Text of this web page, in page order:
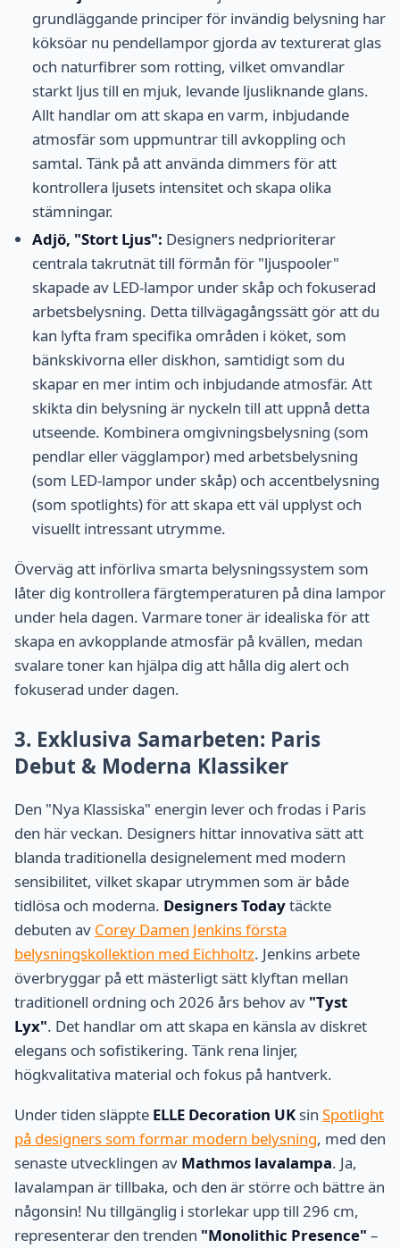
grundläggande principer för invändig belysning har
köksöar nu pendellampor gjorda av texturerat glas
och naturfibrer som rotting, vilket omvandlar
starkt ljus till en mjuk, levande ljusliknande glans.
Allt handlar om att skapa en varm, inbjudande
atmosfär som uppmuntrar till avkoppling och
samtal. Tänk på att använda dimmers för att
kontrollera ljusets intensitet och skapa olika
stämningar.
Adjö, "Stort Ljus": Designers nedprioriterar
centrala takrutnät till förmån för "ljuspooler"
skapade av LED-lampor under skåp och fokuserad
arbetsbelysning. Detta tillvägagångssätt gör att du
kan lyfta fram specifika områden i köket, som
bänkskivorna eller diskhon, samtidigt som du
skapar en mer intim och inbjudande atmosfär. Att
skikta din belysning är nyckeln till att uppnå detta
utseende. Kombinera omgivningsbelysning (som
pendlar eller vägglampor) med arbetsbelysning
(som LED-lampor under skåp) och accentbelysning
(som spotlights) för att skapa ett väl upplyst och
visuellt intressant utrymme.
Överväg att införliva smarta belysningssystem som
låter dig kontrollera färgtemperaturen på dina lampor
under hela dagen. Varmare toner är idealiska för att
skapa en avkopplande atmosfär på kvällen, medan
svalare toner kan hjälpa dig att hålla dig alert och
fokuserad under dagen.
3. Exklusiva Samarbeten: Paris
Debut & Moderna Klassiker
Den "Nya Klassiska" energin lever och frodas i Paris
den här veckan. Designers hittar innovativa sätt att
blanda traditionella designelement med modern
sensibilitet, vilket skapar utrymmen som är både
tidlösa och moderna. Designers Todaytäckte
debuten av Corey Damen Jenkins första
belysningskollektion med Eichholtz. Jenkins arbete
överbryggar på ett mästerligt sätt klyftan mellan
traditionell ordning och 2026 års behov av "Tyst
Lyx". Det handlar om att skapa en känsla av diskret
elegans och sofistikering. Tänk rena linjer,
högkvalitativa material och fokus på hantverk.
Under tiden släppte ELLE Decoration UK sin Spotlight
på designers som formar modern belysning, med den
senaste utvecklingen av Mathmos lavalampa. Ja,
lavalampan är tillbaka, och den är större och bättre än
någonsin! Nu tillgänglig i storlekar upp till 296 cm,
representerar den trenden "Monolithic Presence" –